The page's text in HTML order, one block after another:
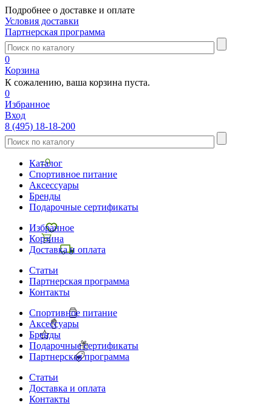
Подробнее о доставке и оплате
Условия доставки
Партнерская программа
0
Корзина
К сожалению, ваша корзина пуста.
0
Избранное
Вход
8 (495) 18-18-200
Каталог
Спортивное питание
Аксессуары
Бренды
Подарочные сертификаты
Избранное
Корзина
Доставка и оплата
Статьи
Партнерская программа
Контакты
Спортивное питание
Аксессуары
Бренды
Подарочные сертификаты
Партнерская программа
Статьи
Доставка и оплата
Контакты